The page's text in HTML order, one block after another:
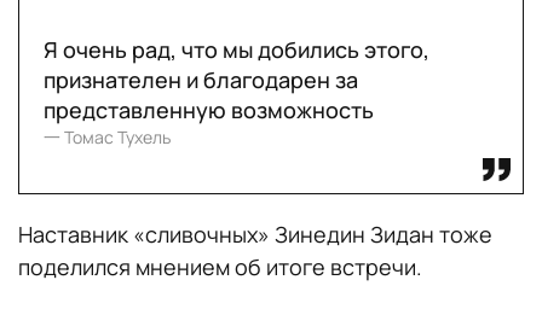
Я очень рад, что мы добились этого,
признателен и благодарен за
представленную возможность
一 Томас Тухель
Наставник «сливочных» Зинедин Зидан тоже
поделился мнением об итоге встречи.